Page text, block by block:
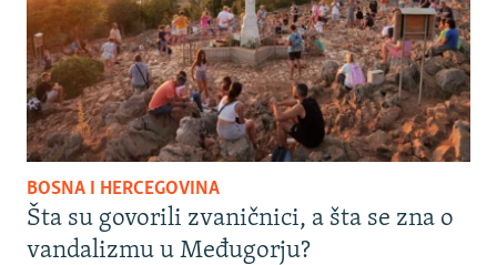
BOSNA I HERCEGOVINA
Šta su govorili zvaničnici, a šta se zna o
vandalizmu u Međugorju?